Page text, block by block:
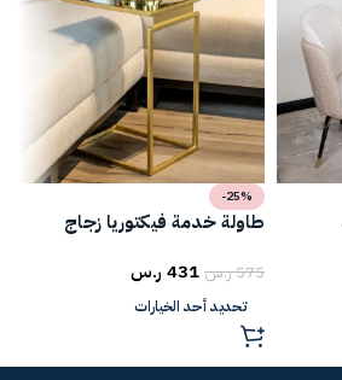
-25%
طاولة خدمة فيكتوريا زجاج
575ر.س431 ر.س
تحديد أحد الخيارات